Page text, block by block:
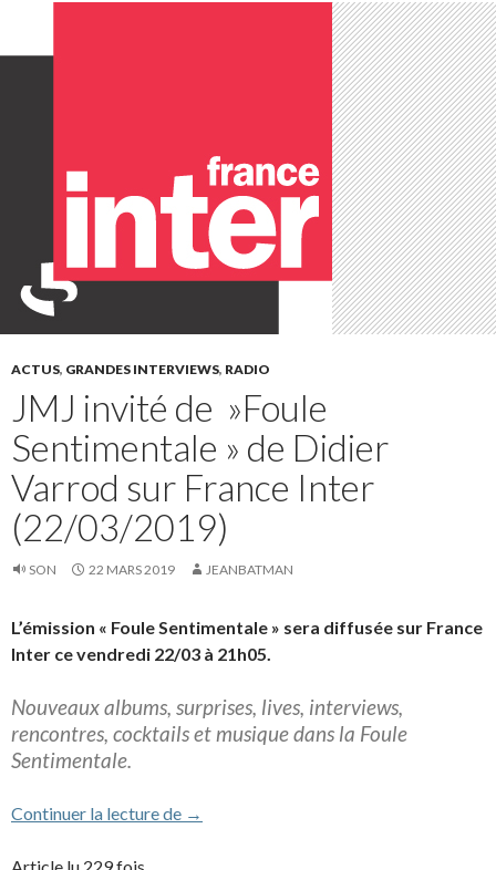
ACTUS, GRANDES INTERVIEWS, RADIO
JMJ invité de »Foule
Sentimentale » de Didier
Varrod sur France Inter
(22/03/2019)
SON 22 MARS 2019 JEANBATMAN
L’émission « Foule Sentimentale » sera diffusée sur France
Inter ce vendredi 22/03 à 21h05.
Nouveaux albums, surprises, lives, interviews,
rencontres, cocktails et musique dans la Foule
Sentimentale.
Continuer la lecture de JMJ invité de »Foule Sentimentale » de
→